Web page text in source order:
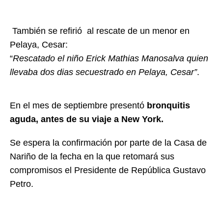
También se refirió al rescate de un menor en
Pelaya, Cesar:
“Rescatado el niño Erick Mathias Manosalva quien
llevaba dos dias secuestrado en Pelaya, Cesar”.
En el mes de septiembre presentó bronquitis
aguda, antes de su viaje a New York.
Se espera la confirmación por parte de la Casa de
Nariño de la fecha en la que retomará sus
compromisos el Presidente de República Gustavo
Petro.